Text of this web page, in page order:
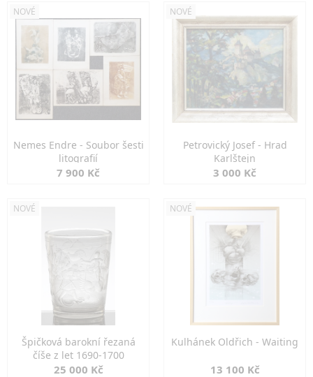
NOVÉ
Nemes Endre - Soubor šesti
litografií
7 900 Kč
NOVÉ
Petrovický Josef - Hrad
Karlštejn
3 000 Kč
NOVÉ
Špičková barokní řezaná
číše z let 1690-1700
25 000 Kč
NOVÉ
Kulhánek Oldřich - Waiting
13 100 Kč